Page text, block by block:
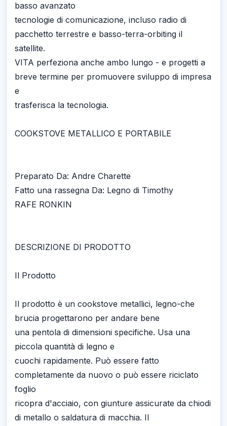
basso avanzato
tecnologie di comunicazione, incluso radio di
pacchetto terrestre e basso-terra-orbiting il
satellite.
VITA perfeziona anche ambo lungo - e progetti a
breve termine per promuovere sviluppo di impresa
e
trasferisca la tecnologia.
COOKSTOVE METALLICO E PORTABILE
Preparato Da: Andre Charette
Fatto una rassegna Da: Legno di Timothy
RAFE RONKIN
DESCRIZIONE DI PRODOTTO
Il Prodotto
Il prodotto è un cookstove metallici, legno-che
brucia progettarono per andare bene
una pentola di dimensioni specifiche. Usa una
piccola quantità di legno e
cuochi rapidamente. Può essere fatto
completamente da nuovo o può essere riciclato
foglio
ricopra d'acciaio, con giunture assicurate da chiodi
di metallo o saldatura di macchia. Il